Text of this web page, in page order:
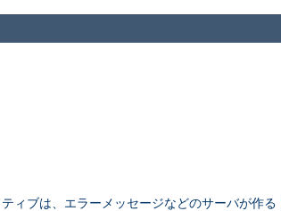
ィブは、エラーメッセージなどのサーバが作